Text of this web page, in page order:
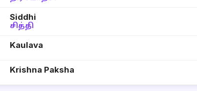
Siddhi
சித்தி
Kaulava
Krishna Paksha